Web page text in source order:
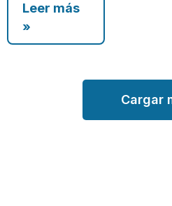
Leer más
»
Cargar